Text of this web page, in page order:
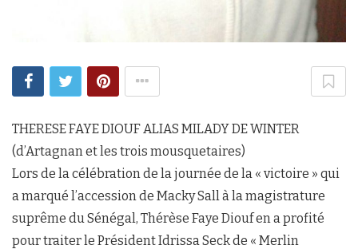
THERESE FAYE DIOUF ALIAS MILADY DE WINTER
(d’Artagnan et les trois mousquetaires)
Lors de la célébration de la journée de la « victoire » qui
a marqué l’accession de Macky Sall à la magistrature
suprême du Sénégal, Thérèse Faye Diouf en a profité
pour traiter le Président Idrissa Seck de « Merlin